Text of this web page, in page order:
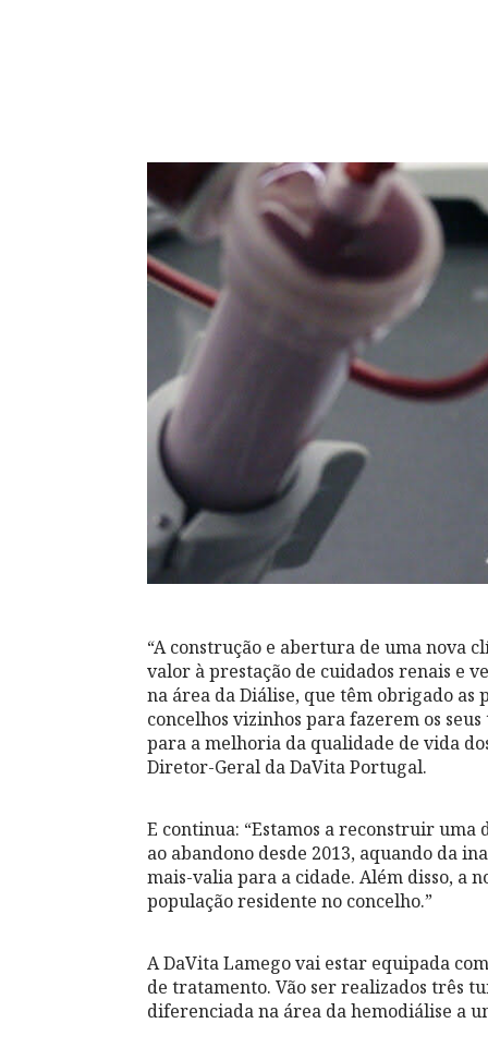
“A construção e abertura de uma nova
valor à prestação de cuidados renais e
na área da Diálise, que têm obrigado as
concelhos vizinhos para fazerem os
para a melhoria da qualidade de vida
Diretor-Geral da DaVita Portugal.
E continua: “Estamos a reconstruir uma
ao abandono desde 2013, aquando da
mais-valia para a cidade. Além disso, a
população residente no concelho.”
A DaVita Lamego vai estar equipada
de tratamento. Vão ser realizados três
diferenciada na área da hemodiálise a